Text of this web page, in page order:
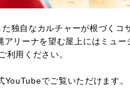
独自なカルチャーが根づくコ
リーナを望む屋上にはミュー
利用ください。
でご覧いただけます。